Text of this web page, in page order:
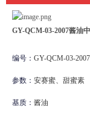
GY-QCM-03-2007酱油
编号： GY-QCM-03-
参数： 安赛蜜、甜蜜素
基质： 酱油